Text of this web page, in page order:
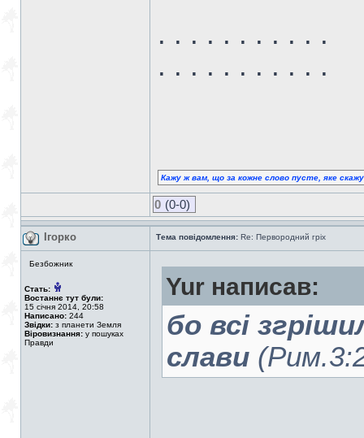
. . . . . . . . . . .
. . . . . . . . . . .
Кажу ж вам, що за кожне слово пусте, яке
0 (0-0)
Ігорко Тема повідомлення: Re: Первородний гріх
Безбожник
Стать:
Востаннє тут були:
15 січня 2014, 20:58
Написано: 244
Звідки: з планети Земля
Віровизнання: у пошуках
Правди
Yur написав:
бо всі
слави